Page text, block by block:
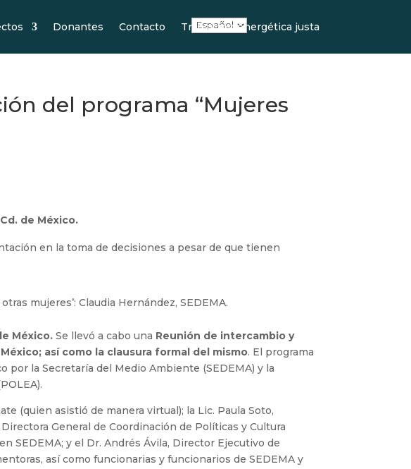
Donantes Contacto Transición energética justa
del programa “Mujeres
de México.
en la toma de decisiones a pesar de que tienen
mujeres’: Claudia Hernández, SEDEMA.
México.Se llevó a cabo una Reunión de intercambio y
así como la clausura formal del mismo. El programa
por la Secretaría del Medio Ambiente (SEDEMA) y la
(quien asistió de manera virtual); la Lic. Paula Soto,
General de Coordinación de Políticas y Cultura
SEDEMA; y el Dr. Andrés Ávila, Director Ejecutivo de
así como funcionarias y funcionarios de SEDEMA y